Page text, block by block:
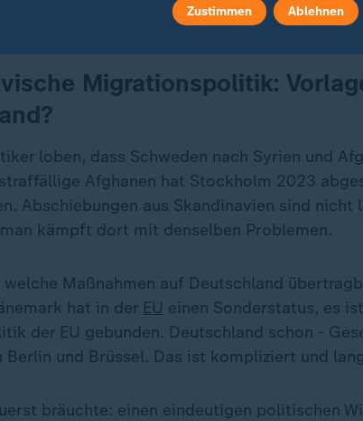
intensivere Grenzkontrollen.
Migrationspolitik:
loben, dass Schweden nach Syrien und
Afghanen hat Stockholm 2023
Abschiebungen aus Skandinavien sind nicht
kämpft dort mit denselben Problemen.
welche Maßnahmen auf Deutschland
hat in der EU einen Sonderstatus, es
der EU gebunden. Deutschland schon -
Berlin und Brüssel. Das ist kompliziert und
bräuchte: einen eindeutigen politischen
Zustimmen Ablehnen